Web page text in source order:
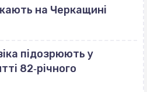
на Черкащині
підозрюють у
82‐річного